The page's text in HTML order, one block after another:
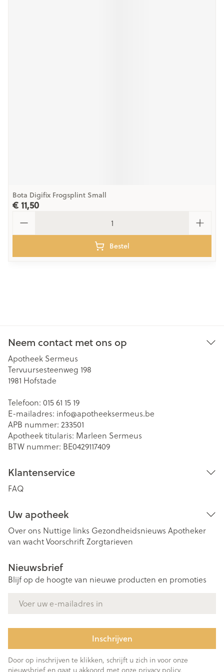
Bota Digifix Frogsplint Small
€ 11,50
Bestel
Neem contact met ons op
Apotheek Sermeus
Tervuursesteenweg 198
1981 Hofstade
Telefoon: 015 61 15 19
E-mailadres: info@apotheeksermeus.be
APB nummer: 233501
Apotheek titularis: Marleen Sermeus
BTW nummer: BE0429117409
Klantenservice
FAQ
Uw apotheek
Over ons Nuttige links Gezondheidsnieuws Apotheker
van wachtVoorschriftZorgtarieven
Nieuwsbrief
Blijf op de hoogte van nieuwe producten en promoties
Inschrijven
Door op inschrijven te klikken, schrijft u zich in voor onze
nieuwsbrief en gaat u akkoord met onze privacy policy.